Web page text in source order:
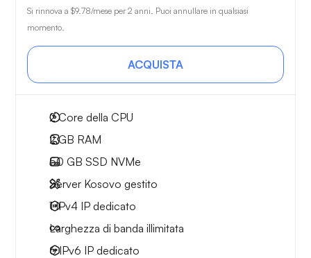
Si rinnova a $9.78/mese per 2 anni. Puoi annullare in qualsiasi
momento.
ACQUISTA
2Core della CPU
2 GB RAM
50 GB SSD NVMe
Server Kosovo gestito
1 IPv4 IP dedicato
Larghezza di banda illimitata
6 IPv6 IP dedicato